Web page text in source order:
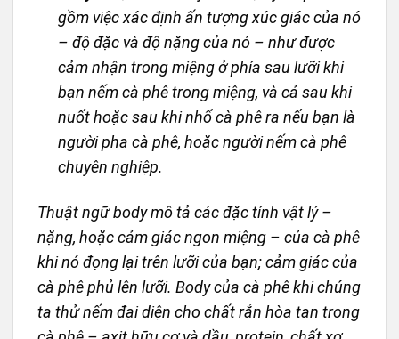
gồm việc xác định ấn tượng xúc giác của nó
– độ đặc và độ nặng của nó – như được
cảm nhận trong miệng ở phía sau lưỡi khi
bạn nếm cà phê trong miệng, và cả sau khi
nuốt hoặc sau khi nhổ cà phê ra nếu bạn là
người pha cà phê, hoặc người nếm cà phê
chuyên nghiệp.
Thuật ngữ body mô tả các đặc tính vật lý –
nặng, hoặc cảm giác ngon miệng – của cà phê
khi nó đọng lại trên lưỡi của bạn; cảm giác của
cà phê phủ lên lưỡi. Body của cà phê khi chúng
ta thử nếm đại diện cho chất rắn hòa tan trong